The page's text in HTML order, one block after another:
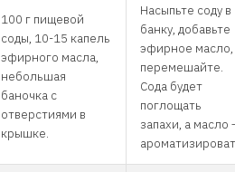
100 г пищевой
соды, 10-15 капель
эфирного масла,
небольшая
баночка с
отверстиями в
крышке.
Насыпьте соду в
банку, добавьте
эфирное масло,
перемешайте.
Сода будет
поглощать
запахи, а масло